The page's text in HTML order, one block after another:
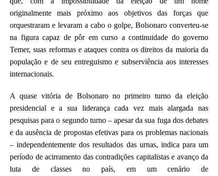
originalmente mais próximo aos objetivos das forças que
orquestraram e levaram a cabo o golpe, Bolsonaro converteu-se
na figura capaz de pôr em curso a continuidade do governo
Temer, suas reformas e ataques contra os direitos da maioria da
população e de seu entreguismo e subserviência aos interesses
internacionais.
A quase vitória de Bolsonaro no primeiro turno da eleição
presidencial e a sua liderançacada vez mais alargada nas
pesquisas para o segundo turno –apesar da sua fuga dos debates
e da ausência de propostas efetivas para os problemas nacionais
–independentemente dos resultados das urnas, indica para um
período de acirramento das contradições capitalistas e avanço da
luta de classes no país, em um cenário de